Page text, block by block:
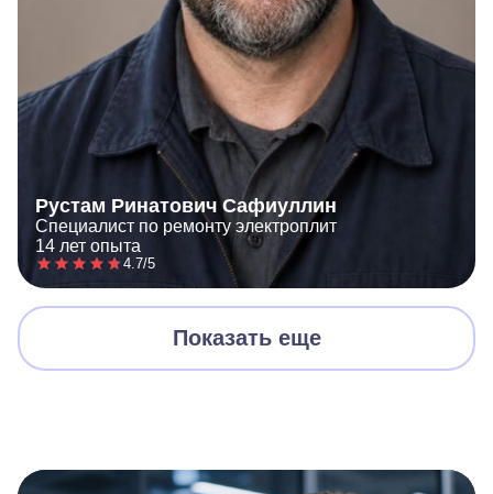
Рустам Ринатович Сафиуллин
Специалист по ремонту электроплит
14 лет опыта
4.7/5
Показать еще